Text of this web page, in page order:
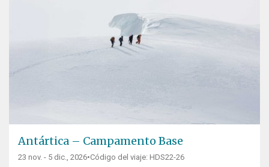
Antártica – Campamento Base
23 nov. - 5 dic., 2026•Código del viaje: HDS22-26